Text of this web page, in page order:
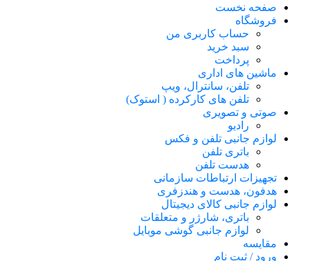
صفحه نخست
فروشگاه
حساب کاربری من
سبد خرید
پرداخت
ماشین های اداری
تلفن، سانترال، ویپ
تلفن های کارکرده ( استوک)
صوتی و تصویری
رادیو
لوازم جانبی تلفن و فکس
باتری تلفن
هدست تلفن
تجهیزات ارتباطات سازمانی
هدفون، هدست و هندزفری
لوازم جانبی کالای دیجیتال
باتری، شارژر و متعلقات
لوازم جانبی گوشی موبایل
مقایسه
ورود / ثبت نام